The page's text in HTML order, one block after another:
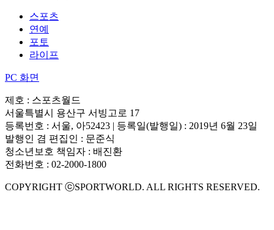
스포츠
연예
포토
라이프
PC 화면
제호 : 스포츠월드
서울특별시 용산구 서빙고로 17
등록번호 : 서울, 아52423 | 등록일(발행일) : 2019년 6월 23일
발행인 겸 편집인 : 문준식
청소년보호 책임자 : 배진환
전화번호 : 02-2000-1800
COPYRIGHT ⓒSPORTWORLD. ALL RIGHTS RESERVED.